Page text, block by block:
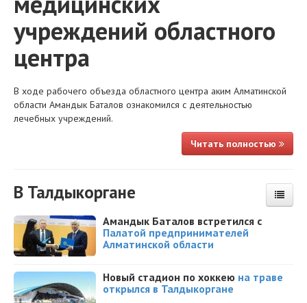
учреждений областного
центра
В ходе рабочего объезда областного центра аким Алматинской
области Амандык Баталов ознакомился с деятельностью
лечебных учреждений.
Читать полностью
В Талдыкоргане
Амандык Баталов встретился с
Палатой предпринимателей
Алматинской области
Новый стадион по хоккею на траве
открылся в Талдыкоргане